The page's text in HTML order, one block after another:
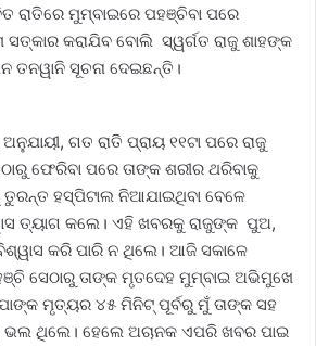
ରାତିରେ ମୁମ୍ବାଇରେ ପହଞ୍ଚିବା ପରେ
କରାଯିବ ବୋଲି ସ୍ୱର୍ଗତ ରାଜୁ ଶାହଙ୍କ
ତନୱାନି ସୂଚନା ଦେଇଛନ୍ତି।
ଗତ ରାତି ପ୍ରାୟ ୧୧ଟା ପରେ ରାଜୁ
ଫେରିବା ପରେ ତାଙ୍କ ଶରୀର ଥରିବାକୁ
ତୁରନ୍ତ ହସ୍ପିଟାଲ ନିଆଯାଇଥିବା ବେଳେ
ତ୍ୟାଗ କଲେ। ଏହି ଖବରକୁ ରାଜୁଙ୍କ ପୁଅ,
କରି ପାରି ନ ଥିଲେ। ଆଜି ସକାଳେ
ସେଠାରୁ ତାଙ୍କ ମୃତଦେହ ମୁମ୍ବାଇ ଅଭିମୁଖେ
ମୃତ୍ୟର ୪୫ ମିନିଟ୍‌ ପୂର୍ବରୁ ମୁଁ ତାଙ୍କ ସହ
ଭଲ ଥିଲେ। ହେଲେ ଅଚାନକ ଏପରି ଖବର ପାଇ